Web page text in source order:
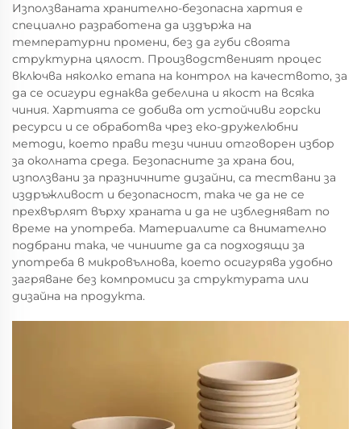
Използваната хранително-безопасна хартия е
специално разработена да издържа на
температурни промени, без да губи своята
структурна цялост. Производственият процес
включва няколко етапа на контрол на качеството, за
да се осигури еднаква дебелина и якост на всяка
чиния. Хартията се добива от устойчиви горски
ресурси и се обработва чрез еко-дружелюбни
методи, което прави тези чинии отговорен избор
за околната среда. Безопасните за храна бои,
използвани за празничните дизайни, са тествани за
издръжливост и безопасност, така че да не се
прехвърлят върху храната и да не избледняват по
време на употреба. Материалите са внимателно
подбрани така, че чиниите да са подходящи за
употреба в микровълнова, което осигурява удобно
загряване без компромиси за структурата или
дизайна на продукта.